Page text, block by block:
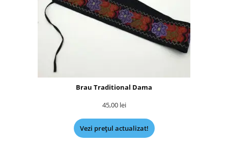
Brau Traditional Dama
45,00 lei
Vezi prețul actualizat!